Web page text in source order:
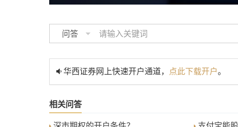
问答
华西证券网上快速开户通道， 点此下载开户。
相关问答